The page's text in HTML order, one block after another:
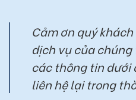
Cảm ơn quý
dịch vụ của chúng
các thông tin dưới
liên hệ lại trong